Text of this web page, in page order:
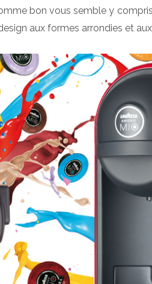
bon vous semble y
aux formes arrondies et